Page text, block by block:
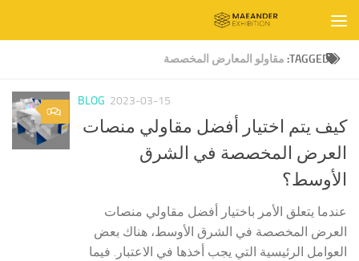
TAGGED: مقاولو المعارض المخصصة
0
BLOG 2023-03-15
كيف يتم اختيار أفضل مقاولي منصات
العرض المخصصة في الشرق
الأوسط؟
عندما يتعلق الأمر باختيار أفضل مقاولي منصات
العرض المخصصة في الشرق الأوسط، هناك بعض
العوامل الرئيسية التي يجب أخذها في الاعتبار. فيما